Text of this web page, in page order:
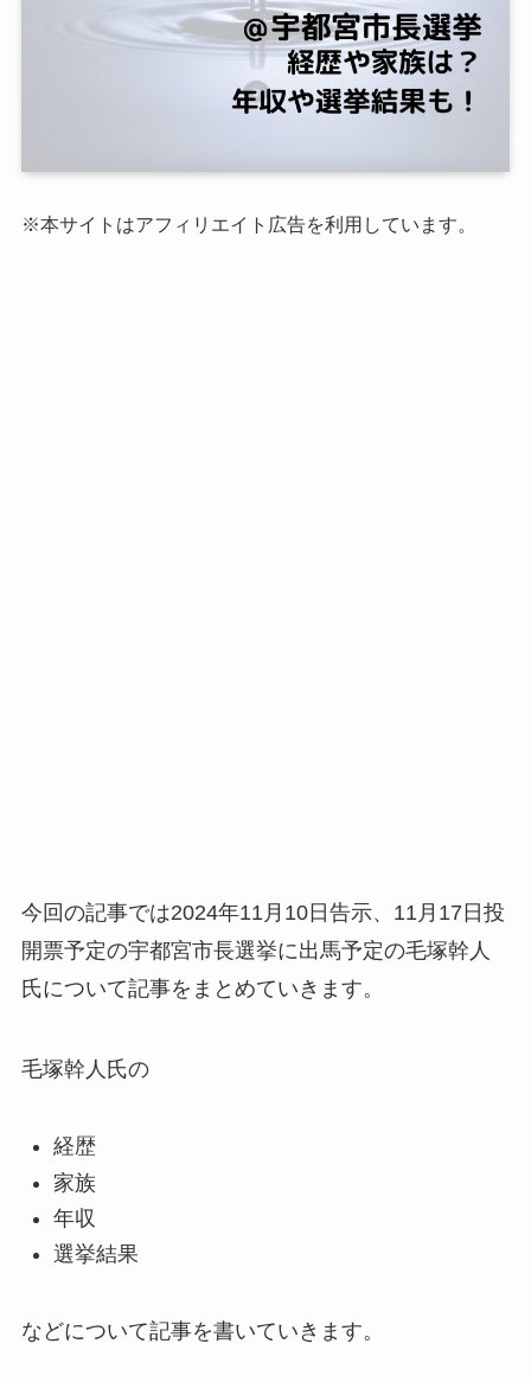
※本サイトはアフィリエイト広告を利用しています。
今回の記事では2024年11月10日告示、11月17日投
開票予定の宇都宮市長選挙に出馬予定の毛塚幹人
氏について記事をまとめていきます。
毛塚幹人氏の
経歴
家族
年収
選挙結果
などについて記事を書いていきます。